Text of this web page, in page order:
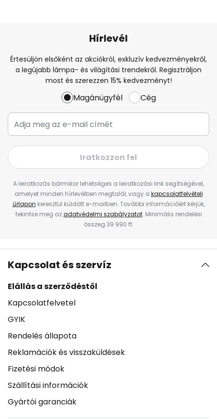
Hírlevél
Értesüljön elsőként az akciókról, exkluzív kedvezményekről,
a legújabb lámpa- és világítási trendekről. Regisztráljon
most és szerezzen 15% kedvezményt!
Magánügyfél Cég
Iratkozzon fel
A leiratkozás bármikor lehetséges a leiratkozási link segítségével,
amelyet minden hírlevélben megtalál, vagy a kapcsolatfelvételi
űrlapon keresztül küldött e-mailben. További információért kérjük,
tekintse meg azadatvédelmi szabályzatot. Minimális rendelési
összeg 39 990 ft.
Kapcsolat és szervíz
Elállás a szerződéstől
Kapcsolatfelvetel
GYIK
Rendelés állapota
Reklamációk és visszaküldések
Fizetési módok
Szállítási információk
Gyártói garanciák